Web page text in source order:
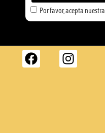
Por favor, acepta nuestra